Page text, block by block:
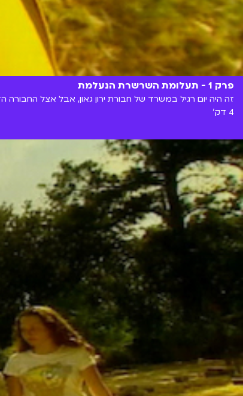
פרק 1 - תעלומת השרשרת הנעלמת
זה היה יום רגיל במשרד של חבורת ירון גאון, אבל אצל החבורה
4 דק'